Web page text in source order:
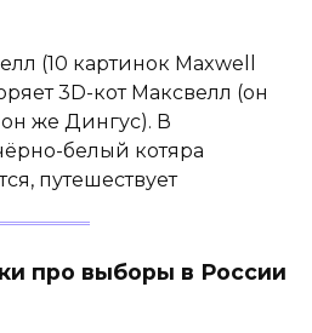
(10 картинок Maxwell
3D-кот Максвелл (он
же Дингус). В
белый котяра
путешествует
про выборы в России